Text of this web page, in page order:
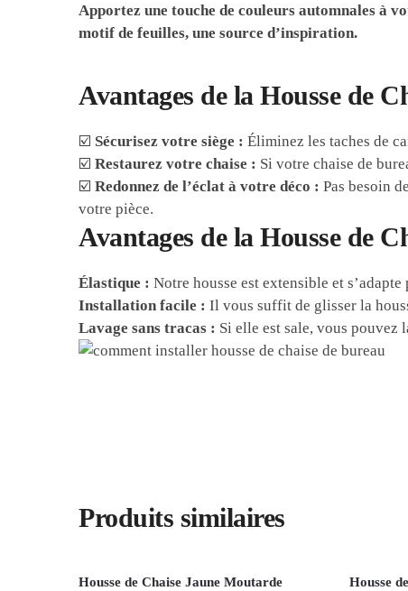
Apportez une touche de couleurs automnales à
motif de feuilles, une source d’inspiration.
Avantages de la Housse de
☑️ Sécurisez votre siège : Éliminez les taches de
☑️Restaurez votre chaise : Si votre chaise de
☑️Redonnez de l’éclat à votre déco : Pas besoin
votre pièce.
Avantages de la Housse de
Élastique : Notre housse est extensible et
Installation facile : Il vous suffit de glisser la
Lavage sans tracas : Si elle est sale, vous pouvez
Produits similaires
Housse de Chaise Jaune Moutarde Housse